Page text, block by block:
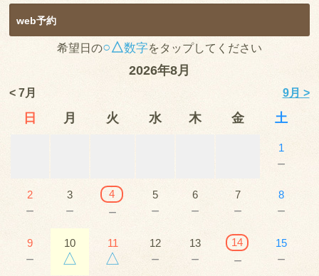
web予約
希望日の○△数字をタップしてください
2026年8月
< 7月 9月 >
日 月 火 水 木 金 土
1
－
2
－
3
－
4
－
5
－
6
－
7
－
8
－
9
－
10
△
11
△
12
－
13
－
14
－
15
－